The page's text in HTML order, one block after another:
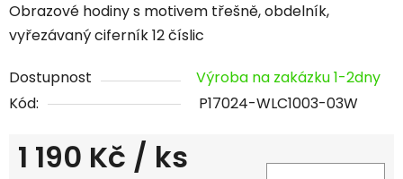
Obrazové hodiny s motivem třešně, obdelník,
vyřezávaný ciferník 12 číslic
Dostupnost
Výroba na zakázku 1-2dny
Kód:
P17024-WLC1003-03W
1 190 Kč / ks